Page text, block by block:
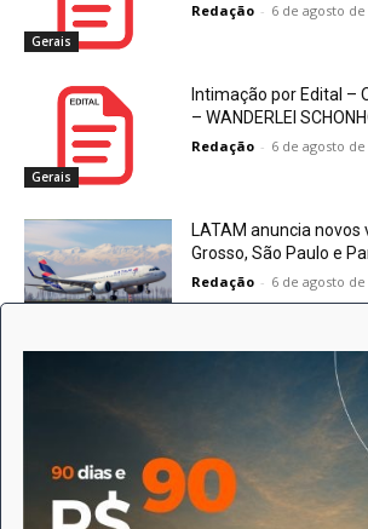
Gerais
Redação - 6 de agosto de
Gerais
Intimação por Edital –
– WANDERLEI
Redação - 6 de agosto de
LATAM anuncia novos
Grosso, São Paulo e
Redação - 6 de agosto de
DEIXE UMA RESPOSTA